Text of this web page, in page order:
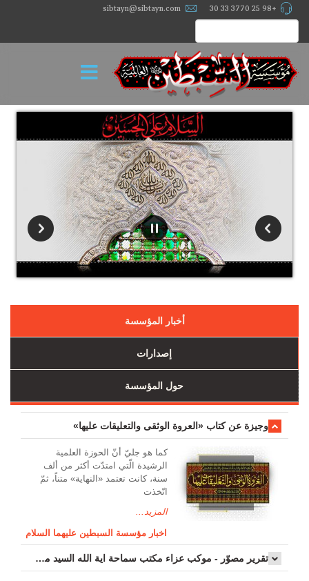
+98 25 3770 33 30
sibtayn@sibtayn.com
أخبار المؤسسة
إصدارات
حول المؤسسة
وجیزة عن کتاب «العروة الوثقی والتعلیقات علیها»
کما هو جليّ أنّ الحوزة العلمیة
الرشیدة الّتي امتدّت أكثر من ألف
سنة، كانت تعتمد «النهاية» متناً، ثمّ
اتّخذت
المزيد...
اخبار مؤسسة السبطين عليهما السلام
تقرير مصوّر - موكب عزاء مکتب سماحة اية الله السيد مرتضى الموسوي الاصفهاني في يوم إستشهاد السيدة فاطم...